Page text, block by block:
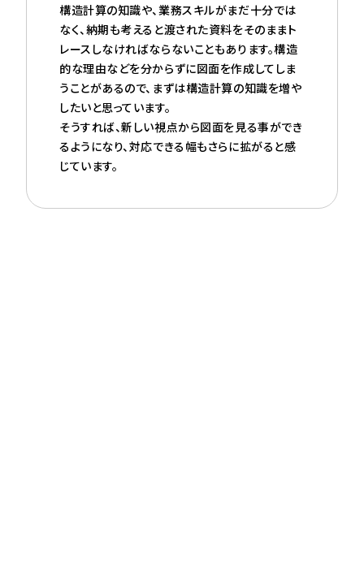
構造計算の知識や、業務スキルがまだ十分では
なく、納期も考えると渡された資料をそのままト
レースしなければならないこともあります。構造
的な理由などを分からずに図面を作成してしま
うことがあるので、まずは構造計算の知識を増や
したいと思っています。
そうすれば、新しい視点から図面を見る事ができ
るようになり、対応できる幅もさらに拡がると感
じています。